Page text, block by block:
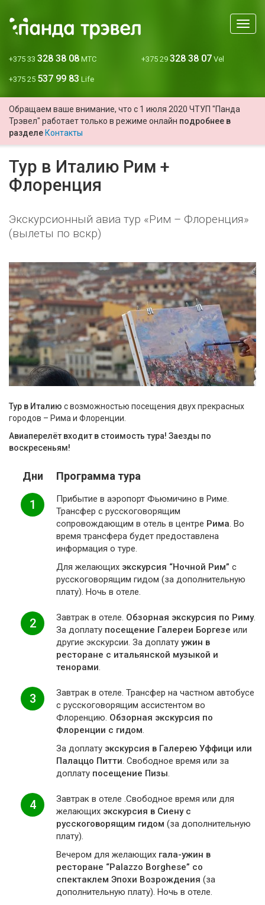
Меню
+375 33 328 38 08 МТС +375 29 328 38 07 Vel
+375 25 537 99 83 Life
Обращаем ваше внимание, что с 1 июля 2020 ЧТУП "Панда
Трэвел" работает только в режиме онлайн подробнее в
разделе Контакты
Тур в Италию Рим +
Флоренция
Экскурсионный авиа тур «Рим – Флоренция»
(вылеты по вскр)
Тур в Италию с возможностью посещения двух прекрасных
городов – Рима и Флоренции.
Авиаперелёт входит в стоимость тура! Заезды по
воскресеньям!
Дни Программа тура
1
Прибытие в аэропорт Фьюмичино в Риме.
Трансфер с русскоговорящим
сопровождающим в отель в центре Рима. Во
время трансфера будет предоставлена
информация о туре.
Для желающих экскурсия “Ночной Рим” с
русскоговорящим гидом (за дополнительную
плату). Ночь в отеле.
2 Завтрак в отеле. Обзорная экскурсия по Риму.
За доплату посещение Галереи Боргезе или
другие экскурсии. За доплату ужин в
ресторане с итальянской музыкой и
тенорами.
3
Завтрак в отеле. Трансфер на частном автобусе
с русскоговорящим ассистентом во
Флоренцию. Обзорная экскурсия по
Флоренции с гидом.
За доплату экскурсия в Галерею Уффици или
Палаццо Питти. Свободное время или за
доплату посещение Пизы.
4
Завтрак в отеле .Свободное время или для
желающих экскурсия в Сиену с
русскоговорящим гидом (за дополнительную
плату).
Вечером для желающих гала-ужин в
ресторане “Palazzo Borghese” со
спектаклем Эпохи Возрождения (за
дополнительную плату). Ночь в отеле.